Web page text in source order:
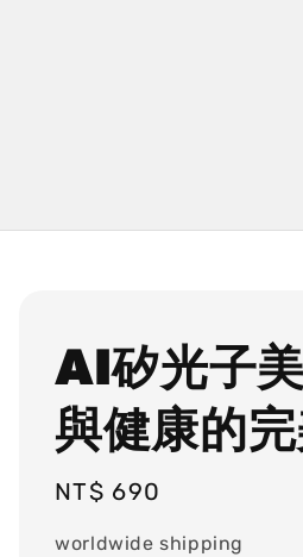
AI矽光子
與健康的
Regular
NT$ 690
worldwide shipping